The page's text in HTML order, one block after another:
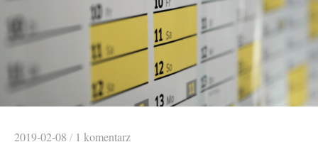
2019-02-08 / 1 komentarz